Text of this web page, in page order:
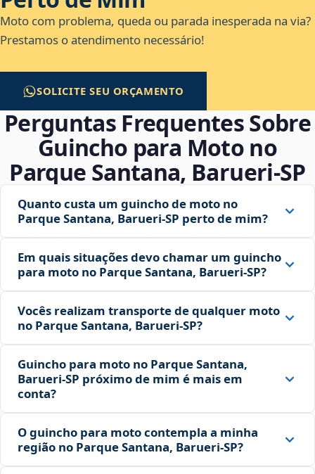
Moto com problema, queda ou parada inesperada na via?
Prestamos o atendimento necessário!
SOLICITE SEU ORÇAMENTO
Perguntas Frequentes Sobre
Guincho para Moto no
Parque Santana, Barueri‑SP
Quanto custa um guincho de moto no
Parque Santana, Barueri‑SP perto de mim?
Em quais situações devo chamar um guincho
para moto no Parque Santana, Barueri‑SP?
Vocês realizam transporte de qualquer moto
no Parque Santana, Barueri‑SP?
Guincho para moto no Parque Santana,
Barueri‑SP próximo de mim é mais em
conta?
O guincho para moto contempla a minha
região no Parque Santana, Barueri‑SP?